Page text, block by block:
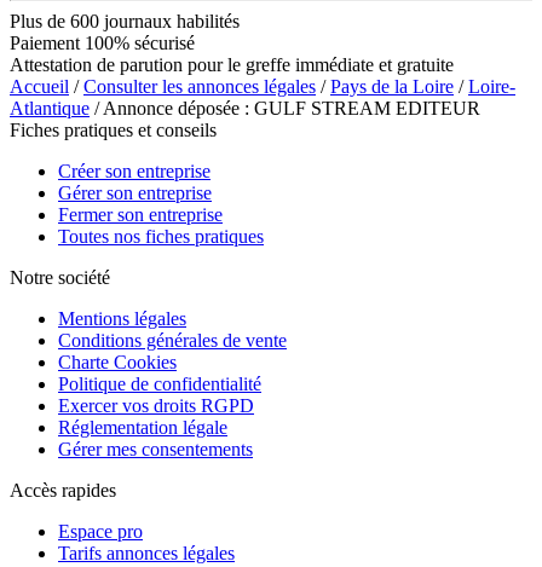
Plus de 600 journaux habilités
Paiement 100% sécurisé
Attestation de parution pour le greffe immédiate et gratuite
Accueil /Consulter les annonces légales /Pays de la Loire /Loire-
Atlantique / Annonce déposée : GULF STREAM EDITEUR
Fiches pratiques et conseils
Créer son entreprise
Gérer son entreprise
Fermer son entreprise
Toutes nos fiches pratiques
Notre société
Mentions légales
Conditions générales de vente
Charte Cookies
Politique de confidentialité
Exercer vos droits RGPD
Réglementation légale
Gérer mes consentements
Accès rapides
Espace pro
Tarifs annonces légales